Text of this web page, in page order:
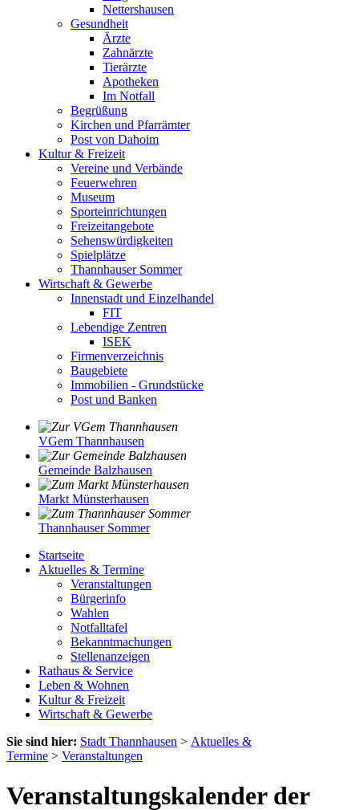
Nettershausen
Gesundheit
Ärzte
Zahnärzte
Tierärzte
Apotheken
Im Notfall
Begrüßung
Kirchen und Pfarrämter
Post von Dahoim
Kultur & Freizeit
Vereine und Verbände
Feuerwehren
Museum
Sporteinrichtungen
Freizeitangebote
Sehenswürdigkeiten
Spielplätze
Thannhauser Sommer
Wirtschaft & Gewerbe
Innenstadt und Einzelhandel
FIT
Lebendige Zentren
ISEK
Firmenverzeichnis
Baugebiete
Immobilien - Grundstücke
Post und Banken
VGem Thannhausen
Gemeinde Balzhausen
Markt Münsterhausen
Thannhauser Sommer
Startseite
Aktuelles & Termine
Veranstaltungen
Bürgerinfo
Wahlen
Notfalltafel
Bekanntmachungen
Stellenanzeigen
Rathaus & Service
Leben & Wohnen
Kultur & Freizeit
Wirtschaft & Gewerbe
Sie sind hier: Stadt Thannhausen > Aktuelles &
Termine > Veranstaltungen
Veranstaltungskalender der